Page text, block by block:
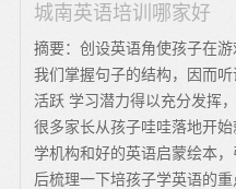
城南英语培训哪家好
摘要：创设英语角使孩子在
我们掌握句子的结构，因而
活跃 学习潜力得以充分发挥
很多家长从孩子哇哇落地开
学机构和好的英语启蒙绘本
后梳理一下培孩子学英语的